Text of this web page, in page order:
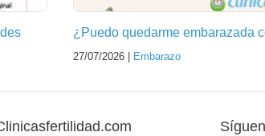
¿Puedo quedarme embarazada
27/07/2026 | Embarazo